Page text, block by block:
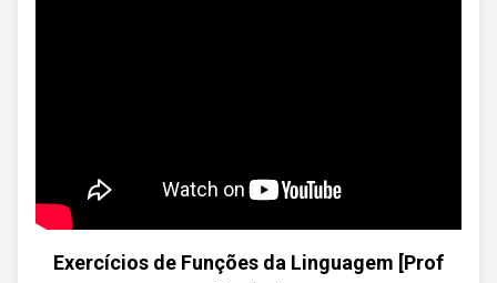
Exercícios de Funções da Linguagem [Prof